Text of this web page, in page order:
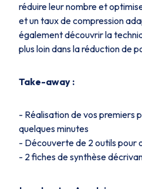
réduire leur nombre et
et un taux de compression
également découvrir la
plus loin dans la réduction de
Take-away :
- Réalisation de vos premiers
quelques minutes
- Découverte de 2 outils pour
- 2 fiches de synthèse